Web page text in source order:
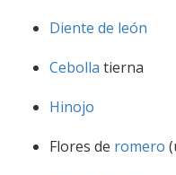
Diente de león
Cebolla tierna
Hinojo
Flores de romero